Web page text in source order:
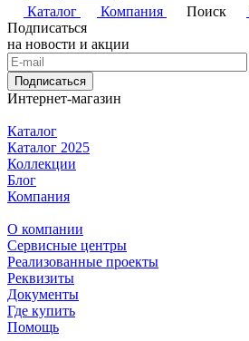
Каталог
Компания Поиск
Подписаться
на новости и акции
Подписаться
Интернет-магазин
Каталог
Каталог 2025
Коллекции
Блог
Компания
О компании
Сервисные центры
Реализованные проекты
Реквизиты
Документы
Где купить
Помощь